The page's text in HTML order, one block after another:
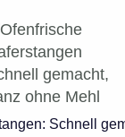
Schnell